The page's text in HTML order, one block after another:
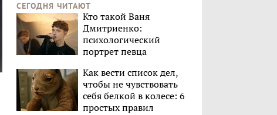
СЕГОДНЯ ЧИТАЮТ
Кто такой Ваня
Дмитриенко:
психологический
портрет певца
Как вести список дел,
чтобы не чувствовать
себя белкой в колесе: 6
простых правил